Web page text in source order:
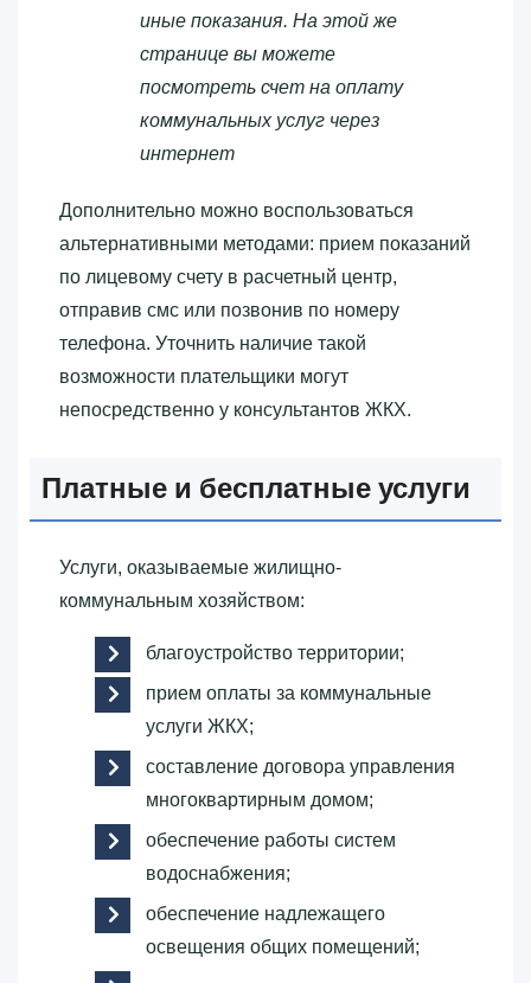
иные показания. На этой же
странице вы можете
посмотреть счет на оплату
коммунальных услуг через
интернет
Дополнительно можно воспользоваться
альтернативными методами: прием показаний
по лицевому счету в расчетный центр,
отправив смс или позвонив по номеру
телефона. Уточнить наличие такой
возможности плательщики могут
непосредственно у консультантов ЖКХ.
Платные и бесплатные услуги
Услуги, оказываемые жилищно-
коммунальным хозяйством:
благоустройство территории;
прием оплаты за коммунальные
услуги ЖКХ;
составление договора управления
многоквартирным домом;
обеспечение работы систем
водоснабжения;
обеспечение надлежащего
освещения общих помещений;